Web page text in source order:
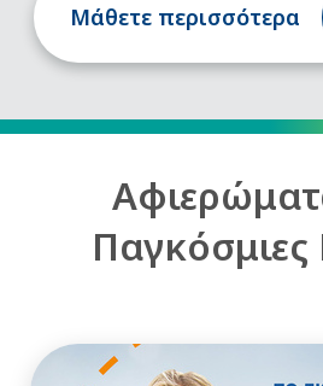
Μάθετε περισσότερα
Παγκόσμιες